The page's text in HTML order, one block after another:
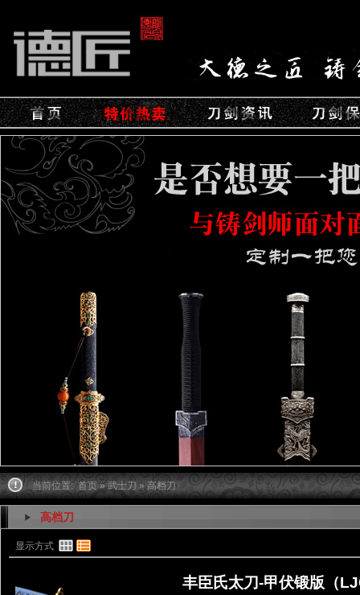
当前位置: 首页»武士刀 » 高档刀
高档刀
显示方式
丰臣氏太刀-甲伏锻版（